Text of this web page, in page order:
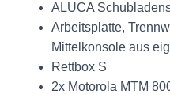
ALUCA
Arbeitsplatte,
Mittelkonsole aus
Rettbox S
2x Motorola MTM